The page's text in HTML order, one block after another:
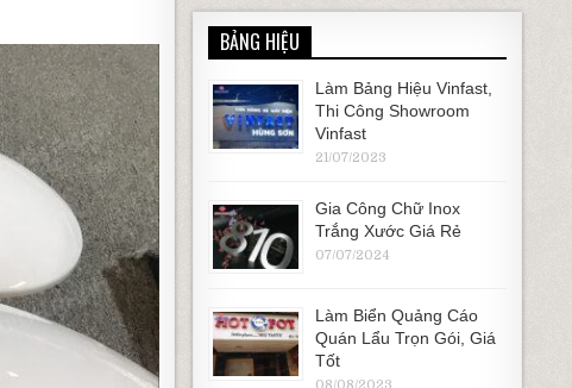
BẢNG HIỆU
Làm Bảng Hiệu Vinfast,
Thi Công Showroom
Vinfast
21/07/2023
Gia Công Chữ Inox
Trắng Xước Giá Rẻ
07/07/2024
Làm Biển Quảng Cáo
Quán Lẩu Trọn Gói, Giá
Tốt